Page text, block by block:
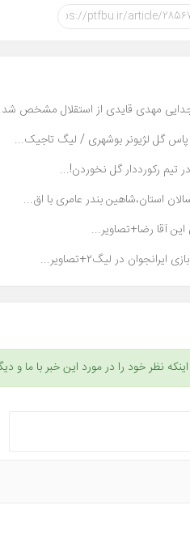
مهدی قایدی از استقلال مشخص
پاس گل لژیونر بوشهری / لیگ تاجیک...
رکورددار گل نخوردن!...
استان،شاهین بندر عامری با اق...
آقا رضا+تصاویر...
در لیگ۲+تصاویر...
نظر خود را در مورد این خبر با ما و